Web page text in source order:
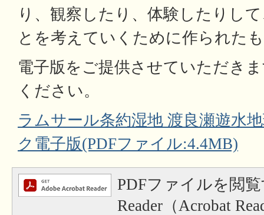
り、観察したり、体験したりし
とを考えていくために作られた
電子版をご提供させていただき
ください。
ラムサール条約湿地 渡良瀬遊水
ク電子版(PDFファイル:4.4MB)
PDFファイルを閲
Reader（Acrobat